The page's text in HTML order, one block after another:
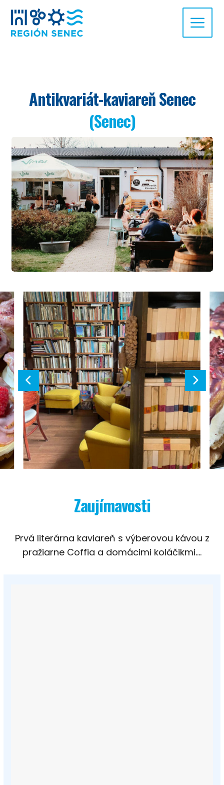
Antikvariát-kaviareň Senec
(Senec)
Zaujímavosti
Prvá literárna kaviareň s výberovou kávou z
pražiarne Coffia a domácimi koláčikmi….